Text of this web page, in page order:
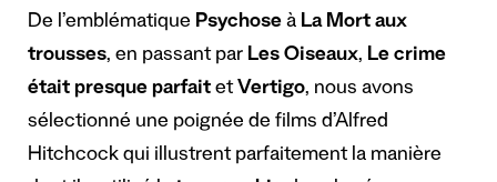
De l’emblématique Psychose à La Mort aux
trousses, en passant par Les Oiseaux, Le crime
était presque parfait et Vertigo, nous avons
sélectionné une poignée de films d’Alfred
Hitchcock qui illustrent parfaitement la manière